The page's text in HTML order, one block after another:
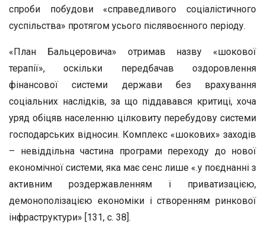
спроби побудови «справедливого соціалістичного
суспільства» протягом усього післявоєнного періоду.
«План Бальцеровича» отримав назву «шокової
терапії», оскільки передбачав оздоровлення
фінансової системи держави без врахування
соціальних наслідків, за що піддавався критиці, хоча
уряд обіцяв населенню цілковиту перебудову системи
господарських відносин. Комплекс «шокових» заходів
– невіддільна частина програми переходу до нової
економічної системи, яка має сенс лише «.у поєднанні з
активним роздержавленням і приватизацією,
демонополізацією економіки і створенням ринкової
інфраструктури» [131, с. 38].